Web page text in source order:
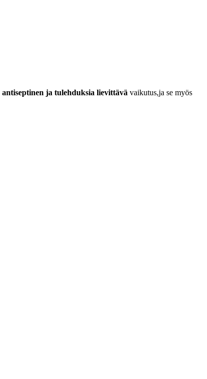
antiseptinen ja tulehduksia lievittävä vaikutus,ja se myös